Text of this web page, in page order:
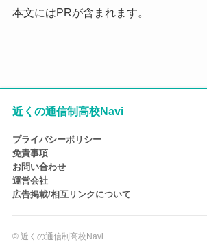
本文にはPRが含まれます。
近くの通信制高校Navi
プライバシーポリシー
免責事項
お問い合わせ
運営会社
広告掲載/相互リンクについて
© 近くの通信制高校Navi.